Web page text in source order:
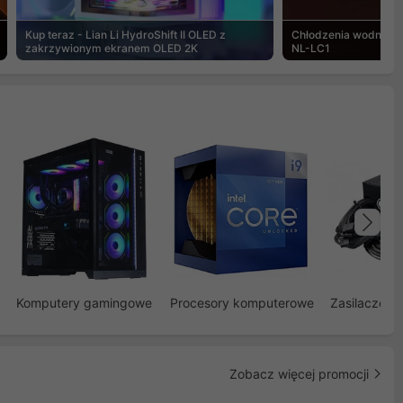
Kup teraz - Lian Li HydroShift II OLED z
zakrzywionym ekranem OLED 2K
Chłodzenia wodne
NL-LC1
Komputery gamingowe Procesory komputerowe Zasilacze
Zobacz więcej promocji